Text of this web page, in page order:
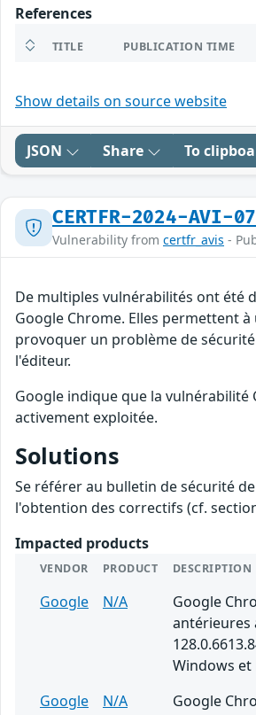
References
TITLE PUBLICATION TIME
Show details on source website
JSON Share To
CERTFR-2024-AVI-
Vulnerability from certfr_avis -
De multiples vulnérabilités ont été
Google Chrome. Elles permettent
provoquer un problème de
l'éditeur.
Google indique que la vulnérabilité
activement exploitée.
Solutions
Se référer au bulletin de sécurité
l'obtention des correctifs (cf.
Impacted products
VENDOR PRODUCT DESCRIPTION
Google N/A
Google
antérieures
Windows et
Google
N/A
Google